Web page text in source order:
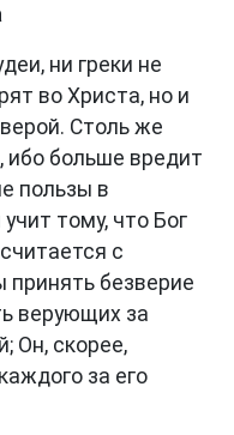
ни греки не
во Христа, но и
Столь же
больше вредит
пользы в
тому, что Бог
с
принять безверие
верующих за
Он, скорее,
за его